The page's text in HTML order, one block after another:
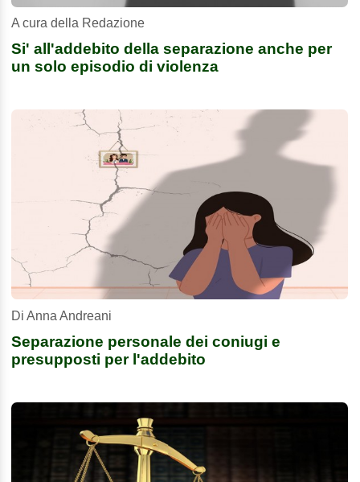
A cura della Redazione
Si' all'addebito della separazione anche per
un solo episodio di violenza
Di Anna Andreani
Separazione personale dei coniugi e
presupposti per l'addebito